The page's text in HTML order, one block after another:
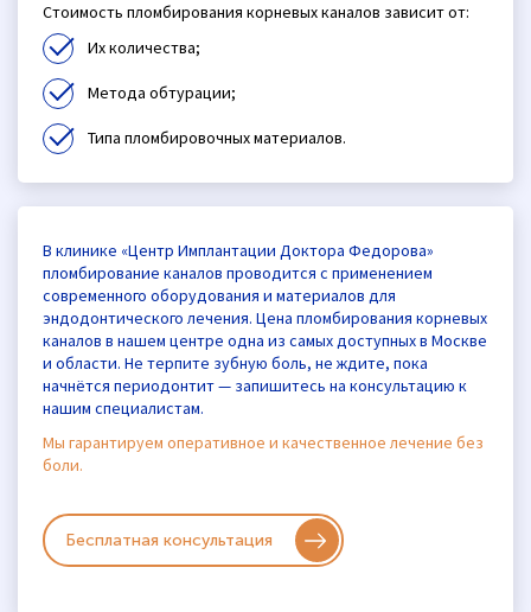
Стоимость пломбирования корневых каналов зависит от:
Их количества;
Метода обтурации;
Типа пломбировочных материалов.
В клинике «Центр Имплантации Доктора Федорова»
пломбирование каналов проводится с применением
современного оборудования и материалов для
эндодонтического лечения. Цена пломбирования корневых
каналов в нашем центре одна из самых доступных в Москве
и области. Не терпите зубную боль, не ждите, пока
начнётся периодонтит — запишитесь на консультацию к
нашим специалистам.
Мы гарантируем оперативное и качественное лечение без
боли.
Бесплатная консультация